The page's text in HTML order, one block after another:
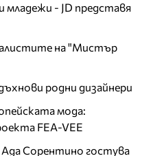
младежи - JD представя
на "Мистър
родни дизайнери
мода:
FEA-VEE
Сорентино гостува